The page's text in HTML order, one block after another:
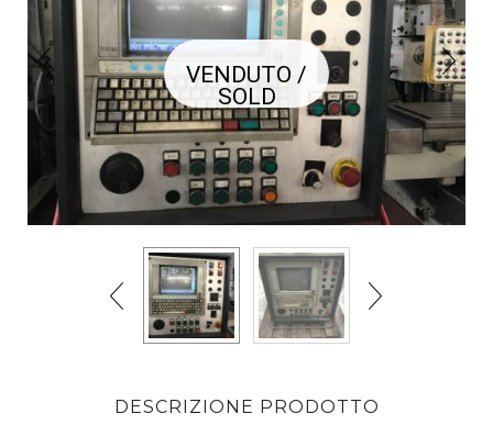
VENDUTO /
SOLD
DESCRIZIONE PRODOTTO